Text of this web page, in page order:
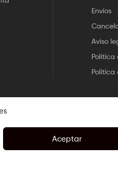
Aceptar
Envíos
Aviso
Política